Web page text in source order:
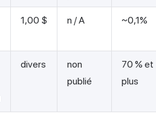
1,00 $ n / A ~0,1%
divers
non
publié
70 % et
plus